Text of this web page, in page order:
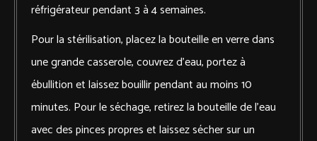
réfrigérateur pendant 3 à 4 semaines.
Pour la stérilisation, placez la bouteille en verre dans
une grande casserole, couvrez d’eau, portez à
ébullition et laissez bouillir pendant au moins 10
minutes. Pour le séchage, retirez la bouteille de l’eau
avec des pinces propres et laissez sécher sur un